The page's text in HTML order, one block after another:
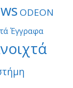
ODEON
Έγγραφα